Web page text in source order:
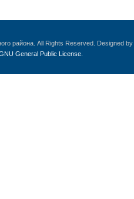
района. All Rights Reserved. Designed by
General Public License.